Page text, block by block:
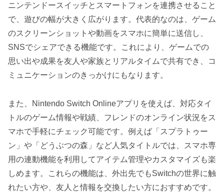
ニンテンドースイッチとスマートフォンを連携させること
で、遊びの幅が大きく広がります。代表的なのは、ゲーム
のスクリーンショットや動画をスマホに簡単に送信し、
SNSでシェアできる機能です。これにより、ゲームでの
思い出や成果を友人や家族とリアルタイムで共有でき、コ
ミュニケーションのきっかけにもなります。
また、Nintendo Switch Onlineアプリを使えば、対応タイ
トルのゲーム情報や戦績、フレンドのオンライン状況をス
マホで手軽にチェック可能です。例えば「スプラトゥー
ン」や「どうぶつの森」など人気タイトルでは、スマホ専
用の連動機能を利用してアイテム管理やカスタマイズも楽
しめます。これらの機能は、外出先でもSwitchの世界に触
れたい方や、友人と情報を交換したい方におすすめです。